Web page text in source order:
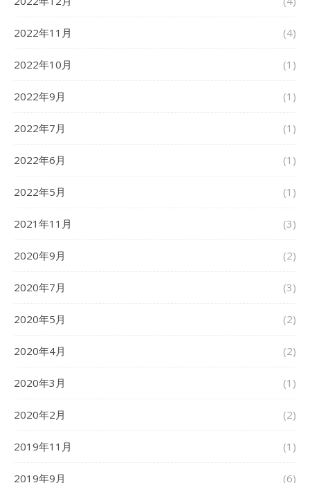
2022年11月 (4)
2022年10月 (1)
2022年9月 (1)
2022年7月 (1)
2022年6月 (1)
2022年5月 (1)
2021年11月 (3)
2020年9月 (2)
2020年7月 (3)
2020年5月 (2)
2020年4月 (2)
2020年3月 (1)
2020年2月 (2)
2019年11月 (1)
2019年9月 (6)